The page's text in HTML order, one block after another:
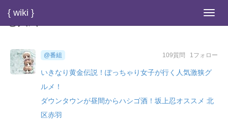
{ wiki }
109質問 1フォロー
@番組
いきなり黄金伝説！ぽっちゃり女子が行く人気激狭グ
ルメ！
ダウンタウンが昼間からハシゴ酒！坂上忍オススメ 北
区赤羽